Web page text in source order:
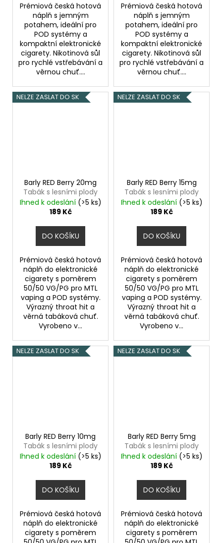
Prémiová česká hotová
náplň s jemným
potahem, ideální pro
POD systémy a
kompaktní elektronické
cigarety. Nikotinová sůl
pro rychlé vstřebávání a
věrnou chuť....
Prémiová česká hotová
náplň s jemným
potahem, ideální pro
POD systémy a
kompaktní elektronické
cigarety. Nikotinová sůl
pro rychlé vstřebávání a
věrnou chuť....
NELZE ZASLAT DO SK
Barly RED Berry 20mg
Tabák s lesními plody
Ihned k odeslání (>5 ks)
189 Kč
DO KOŠÍKU
Prémiová česká hotová
náplň do elektronické
cigarety s poměrem
50/50 VG/PG pro MTL
vaping a POD systémy.
Výrazný throat hit a
věrná tabáková chuť.
Vyrobeno v...
NELZE ZASLAT DO SK
Barly RED Berry 15mg
Tabák s lesními plody
Ihned k odeslání (>5 ks)
189 Kč
DO KOŠÍKU
Prémiová česká hotová
náplň do elektronické
cigarety s poměrem
50/50 VG/PG pro MTL
vaping a POD systémy.
Výrazný throat hit a
věrná tabáková chuť.
Vyrobeno v...
NELZE ZASLAT DO SK
Barly RED Berry 10mg
Tabák s lesními plody
Ihned k odeslání (>5 ks)
189 Kč
DO KOŠÍKU
Prémiová česká hotová
náplň do elektronické
cigarety s poměrem
NELZE ZASLAT DO SK
Barly RED Berry 5mg
Tabák s lesními plody
Ihned k odeslání (>5 ks)
189 Kč
DO KOŠÍKU
Prémiová česká hotová
náplň do elektronické
cigarety s poměrem